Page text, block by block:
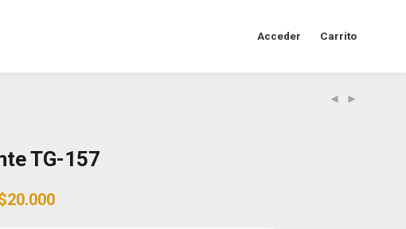
Acceder Carrito
TG-157
20.000Current